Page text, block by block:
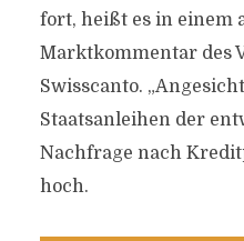
fort, heißt es in einem
Marktkommentar des
Swisscanto.
Staatsanleihen der
Nachfrage nach
hoch.